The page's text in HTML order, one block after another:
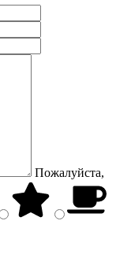
Пожалуйста,